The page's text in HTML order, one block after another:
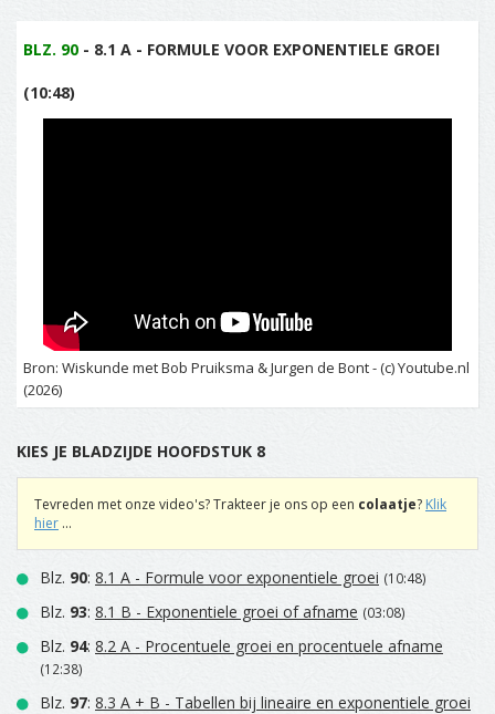
BLZ. 90 - 8.1 A - FORMULE VOOR EXPONENTIELE GROEI
(10:48)
Bron: Wiskunde met Bob Pruiksma & Jurgen de Bont - (c) Youtube.nl
(2026)
KIES JE BLADZIJDE HOOFDSTUK 8
Tevreden met onze video's? Trakteer je ons op een colaatje? Klik
hier ...
Blz. 90: 8.1 A - Formule voor exponentiele groei (10:48)
Blz. 93: 8.1 B - Exponentiele groei of afname (03:08)
Blz. 94: 8.2 A - Procentuele groei en procentuele afname
(12:38)
Blz. 97: 8.3 A + B - Tabellen bij lineaire en exponentiele groei